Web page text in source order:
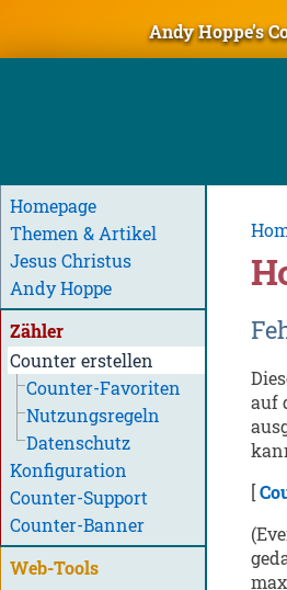
Andy Hoppe’s
Homepage
Themen & Artikel
Jesus Christus
Andy Hoppe
Zähler
Counter erstellen
Counter-Favoriten
Nutzungsregeln
Datenschutz
Konfiguration
Counter-Support
Counter-Banner
Web-Tools
auf
[